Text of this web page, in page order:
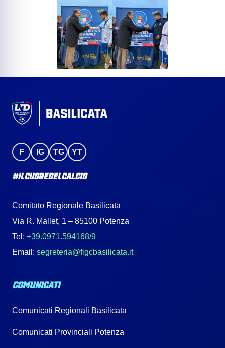
F IG TG YT
#IlCuoreDelCalcio
Comitato Regionale Basilicata
Via R. Mallet, 1 – 85100 Potenza
Tel: +39.0971.594168/9
Email: segreteria@figcbasilicata.it
COMUNICATI
Comunicati Regionali Basilicata
Comunicati Provinciali Potenza